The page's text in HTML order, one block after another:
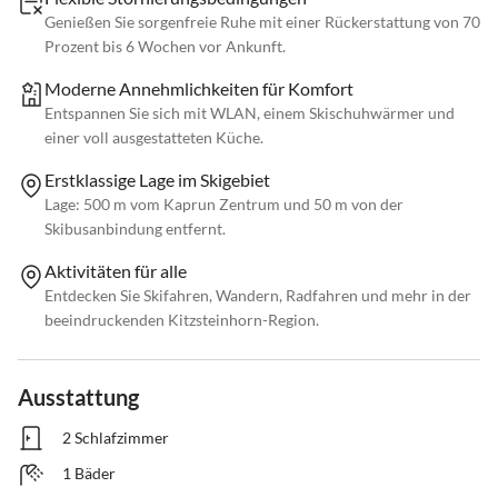
Genießen Sie sorgenfreie Ruhe mit einer Rückerstattung von 70
Prozent bis 6 Wochen vor Ankunft.
Moderne Annehmlichkeiten für Komfort
Entspannen Sie sich mit WLAN, einem Skischuhwärmer und
einer voll ausgestatteten Küche.
Erstklassige Lage im Skigebiet
Lage: 500 m vom Kaprun Zentrum und 50 m von der
Skibusanbindung entfernt.
Aktivitäten für alle
Entdecken Sie Skifahren, Wandern, Radfahren und mehr in der
beeindruckenden Kitzsteinhorn-Region.
Ausstattung
2 Schlafzimmer
1 Bäder